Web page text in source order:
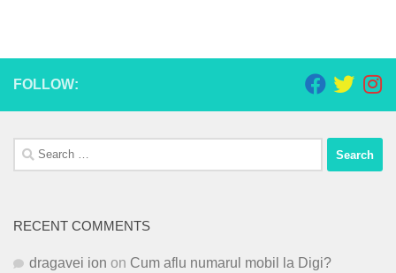
FOLLOW:
Search
for:
RECENT COMMENTS
dragavei ion on Cum aflu numarul mobil la Digi?